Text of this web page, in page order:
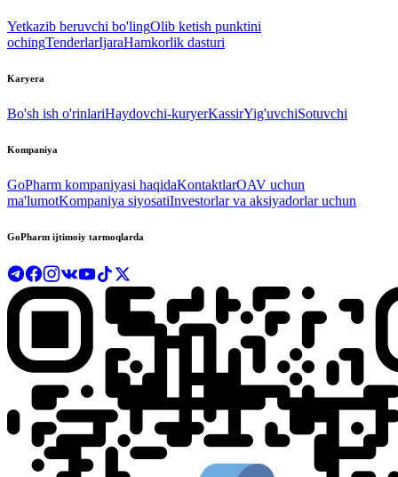
Yetkazib beruvchi bo'lingOlib ketish punktini
ochingTenderlarIjaraHamkorlik dasturi
Karyera
Bo'sh ish o'rinlariHaydovchi-kuryerKassirYig'uvchiSotuvchi
Kompaniya
GoPharm kompaniyasi haqidaKontaktlarOAV uchun
ma'lumotKompaniya siyosatiInvestorlar va aksiyadorlar uchun
GoPharm ijtimoiy tarmoqlarda